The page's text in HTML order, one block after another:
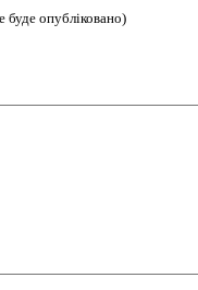
буде опубліковано)